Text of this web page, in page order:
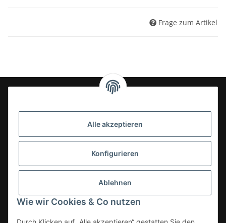
Alle akzeptieren
Konfigurieren
Ablehnen
Wie wir Cookies & Co nutzen
Frage zum Artikel
24-7en Kioskbedarf GmbH
- Sezer Kahveci & Cengiz Inci
33142 Büren, Deutschland
Kategorien